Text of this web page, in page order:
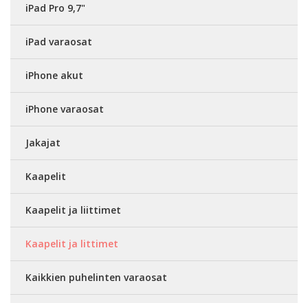
iPad Pro 9,7"
iPad varaosat
iPhone akut
iPhone varaosat
Jakajat
Kaapelit
Kaapelit ja liittimet
Kaapelit ja littimet
Kaikkien puhelinten varaosat